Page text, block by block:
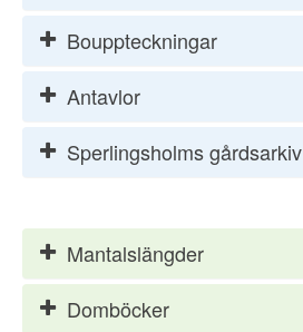
Bouppteckningar
Antavlor
Sperlingsholms gårdsarkiv
Mantalslängder
Domböcker